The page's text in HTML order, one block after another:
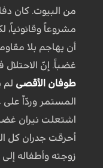
من البيوت. كان
مشروعاً وقانونياً،
أن يهاجم بلا
غضباً. إنّ الاحتلال
طوفان الأقصى لم
المستمر وردّاً على
اشتعلت نيران
أحرقت جدران كل
زوجته وأطفاله إلى